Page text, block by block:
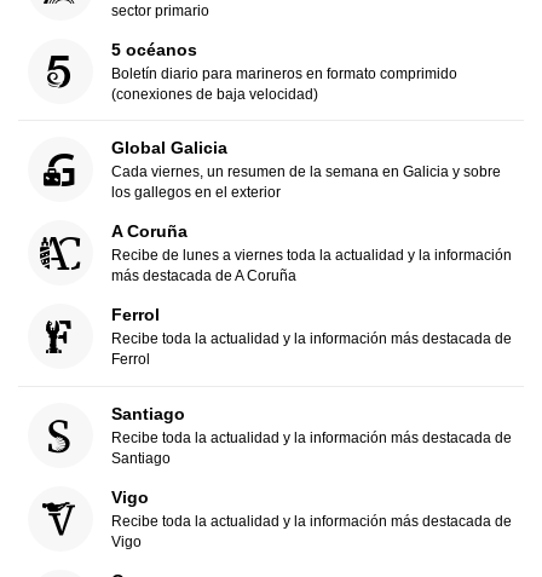
sector primario
5 océanos
Boletín diario para marineros en formato comprimido
(conexiones de baja velocidad)
Global Galicia
Cada viernes, un resumen de la semana en Galicia y sobre
los gallegos en el exterior
A Coruña
Recibe de lunes a viernes toda la actualidad y la información
más destacada de A Coruña
Ferrol
Recibe toda la actualidad y la información más destacada de
Ferrol
Santiago
Recibe toda la actualidad y la información más destacada de
Santiago
Vigo
Recibe toda la actualidad y la información más destacada de
Vigo